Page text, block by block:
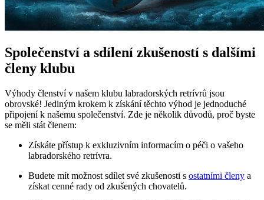
Společenství a sdílení zkušeností s dalšími
členy klubu
Výhody členství v našem klubu labradorských⁣ retrívrů jsou
obrovské! Jediným krokem k získání těchto výhod je jednoduché
připojení k ‌našemu společenství.⁤ Zde je několik důvodů, proč​ byste
se měli stát‌ členem:
Získáte‍ přístup k exkluzivním informacím o péči‌ o ‌vašeho
labradorského retrívra.
Budete‍ mít možnost sdílet své zkušenosti ‍s ostatními členy ‌ a
získat cenné⁤ rady od zkušených chovatelů.